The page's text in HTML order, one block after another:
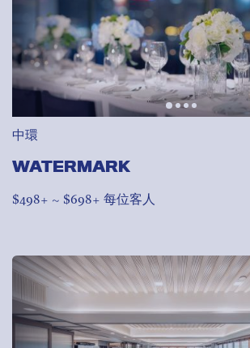
中環
WATERMARK
$498+ ~ $698+ 每位客人